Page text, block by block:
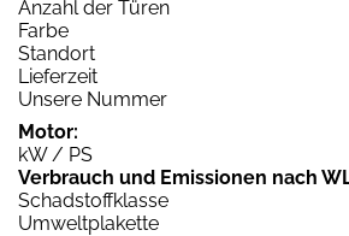
Anzahl der Türen
Farbe
Standort
Lieferzeit
Unsere Nummer
Motor:
kW / PS
Verbrauch und Emissionen nach
Schadstoffklasse
Umweltplakette